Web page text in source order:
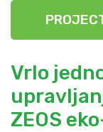
Vrlo
ZEOS